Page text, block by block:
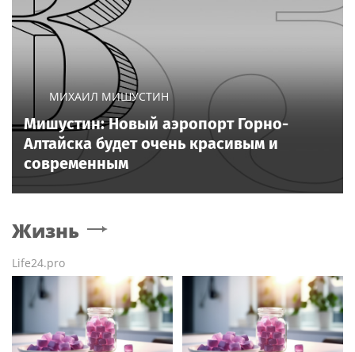
МИХАИЛ МИШУСТИН
Мишустин: Новый аэропорт Горно-
Алтайска будет очень красивым и
современным
Жизнь
Life24.pro